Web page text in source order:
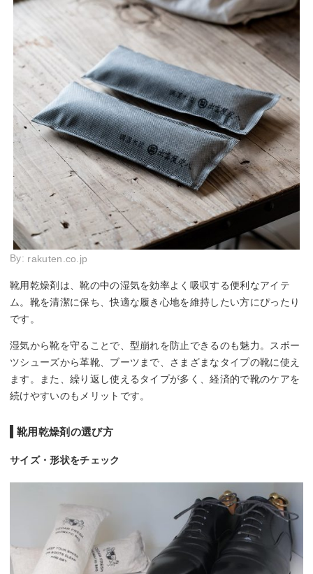
By: rakuten.co.jp
靴用乾燥剤は、靴の中の湿気を効率よく吸収する便利なアイテ
ム。靴を清潔に保ち、快適な履き心地を維持したい方にぴったり
です。
湿気から靴を守ることで、型崩れを防止できるのも魅力。スポー
ツシューズから革靴、ブーツまで、さまざまなタイプの靴に使え
ます。また、繰り返し使えるタイプが多く、経済的で靴のケアを
続けやすいのもメリットです。
靴用乾燥剤の選び方
サイズ・形状をチェック